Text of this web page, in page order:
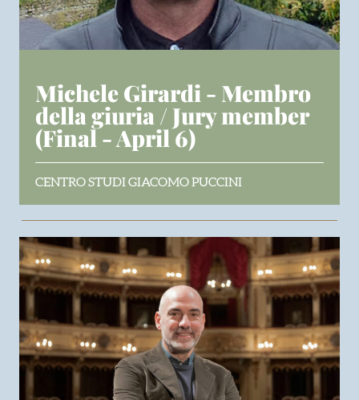
Michele Girardi - Membro
della giuria / Jury member
(Final - April 6)
CENTRO STUDI GIACOMO PUCCINI